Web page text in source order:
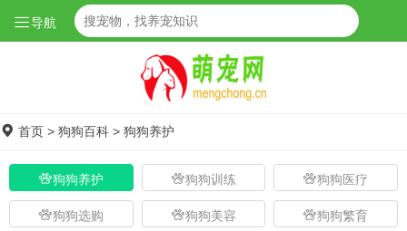
导航
首页 > 狗狗百科 > 狗狗养护
狗狗养护 狗狗训练 狗狗医疗
狗狗选购 狗狗美容 狗狗繁育